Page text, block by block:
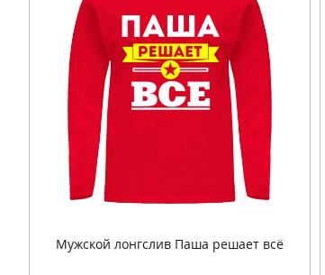
Мужской лонгслив Паша решает всё